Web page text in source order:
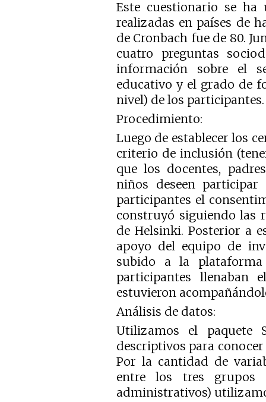
Este cuestionario se ha
realizadas en países de
de Cronbach fue de 80.
cuatro preguntas
información sobre el
educativo y el grado de
nivel) de los participantes.
Procedimiento:
Luego de establecer los
criterio de inclusión
que los docentes,
niños deseen
participantes el
construyó siguiendo las
de Helsinki. Posterior a
apoyo del equipo de
subido a la
participantes llenaban
estuvieron
Análisis de datos:
Utilizamos el paquete
descriptivos para
Por la cantidad de
entre los tres grupos
administrativos)